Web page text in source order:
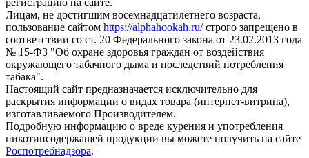
регистрацию на сайте.
Лицам, не достигшим восемнадцатилетнего возраста,
пользование сайтом https://alphahookah.ru/строго запрещено в
соответствии со ст. 20 Федерального закона от 23.02.2013 года
№ 15-ФЗ "Об охране здоровья граждан от воздействия
окружающего табачного дыма и последствий потребления
табака".
Настоящий сайт предназначается исключительно для
раскрытия информации о видах товара (интернет-витрина),
изготавливаемого Производителем.
Подробную информацию о вреде курения и употребления
никотинсодержащей продукции вы можете получить на сайте
Роспотребнадзора.